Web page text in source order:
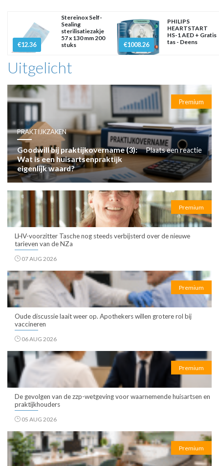
€12.36
Stereinox Self-
Sealing
sterilisatiezakje
57 x 130 mm 200
stuks
€1008.26
PHILIPS
HEARTSTART
HS-1 AED + Gratis
tas - Deens
Uitgelicht
Premium
PRAKTIJKZAKEN
Goodwill bij praktijkovername (3):
Wat is een huisartsenpraktijk
eigenlijk waard?
Plaats een reactie
Premium
LHV-voorzitter Tasche nog steeds verbijsterd over de nieuwe
tarieven van de NZa
07 AUG 2026
Premium
Oude discussie laait weer op. Apothekers willen grotere rol bij
vaccineren
06 AUG 2026
Premium
De gevolgen van de zzp-wetgeving voor waarnemende huisartsen en
praktijkhouders
05 AUG 2026
Premium